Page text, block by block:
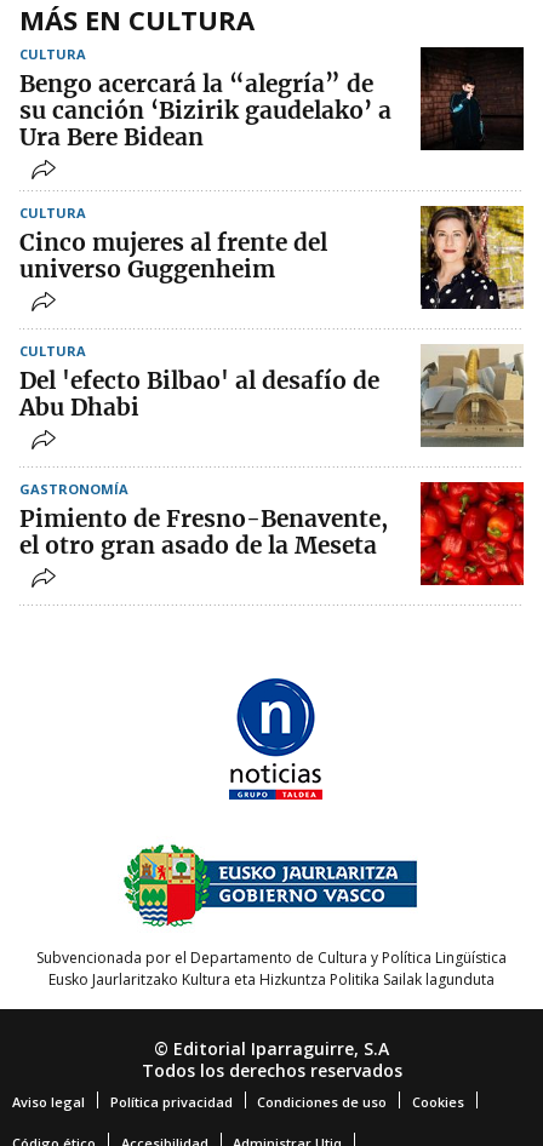
MÁS EN CULTURA
CULTURA
Bengo acercará la “alegría” de
su canción ‘Bizirik gaudelako’ a
Ura Bere Bidean
CULTURA
Cinco mujeres al frente del
universo Guggenheim
CULTURA
Del 'efecto Bilbao' al desafío de
Abu Dhabi
GASTRONOMÍA
Pimiento de Fresno-Benavente,
el otro gran asado de la Meseta
Subvencionada por el Departamento de Cultura y Política Lingüística
Eusko Jaurlaritzako Kultura eta Hizkuntza Politika Sailak lagunduta
© Editorial Iparraguirre, S.A
Todos los derechos reservados
Aviso legal Política privacidad Condiciones de uso Cookies